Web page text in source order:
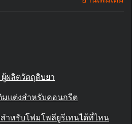
ผู้ผลิตวัตถุดิบยา
มแต่งสำหรับคอนกรีต
ำหรับโฟมโพลียูรีเทนได้ที่ไหน